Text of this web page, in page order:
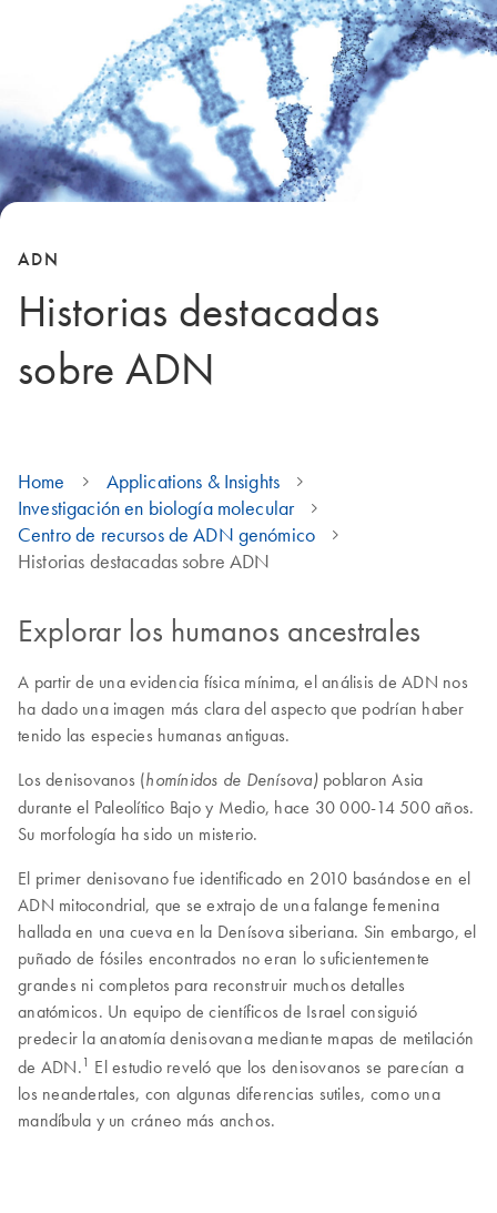
ADN
Historias destacadas
sobre ADN
Home
Applications & Insights
Investigación en biología molecular
Centro de recursos de ADN genómico
Historias destacadas sobre ADN
Explorar los humanos ancestrales
A partir de una evidencia física mínima, el análisis de ADN nos
ha dado una imagen más clara del aspecto que podrían haber
tenido las especies humanas antiguas.
Los denisovanos (homínidos de Denísova)poblaron Asia
durante el Paleolítico Bajo y Medio, hace 30 000-14 500 años.
Su morfología ha sido un misterio.
El primer denisovano fue identificado en 2010 basándose en el
ADN mitocondrial, que se extrajo de una falange femenina
hallada en una cueva en la Denísova siberiana. Sin embargo, el
puñado de fósiles encontrados no eran lo suficientemente
grandes ni completos para reconstruir muchos detalles
anatómicos. Un equipo de científicos de Israel consiguió
predecir la anatomía denisovana mediante mapas de metilación
de ADN. 1 El estudio reveló que los denisovanos se parecían a
los neandertales, con algunas diferencias sutiles, como una
mandíbula y un cráneo más anchos.